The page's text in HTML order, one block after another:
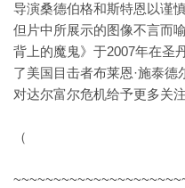
导演桑德伯格和斯特恩以谨
但片中所展示的图像不言而
背上的魔鬼》于2007年在圣
了美国目击者布莱恩·施泰
对达尔富尔危机给予更多关注
（